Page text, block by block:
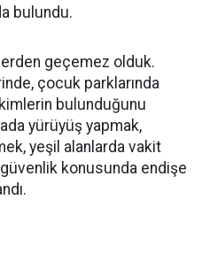
bulundu.
geçemez olduk.
çocuk parklarında
bulunduğunu
yürüyüş yapmak,
yeşil alanlarda vakit
konusunda endişe